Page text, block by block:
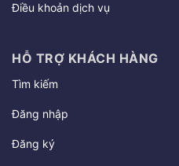
Điều khoản dịch vụ
HỖ TRỢ KHÁCH HÀNG
Tìm kiếm
Đăng nhập
Đăng ký